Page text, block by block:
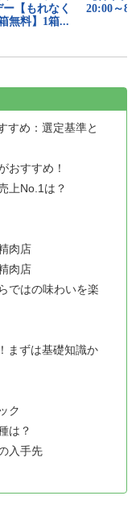
すめ：選定基準と
おすすめ！
上No.1は？
肉店
肉店
ではの味わいを楽
まずは基礎知識か
ク
は？
入手先